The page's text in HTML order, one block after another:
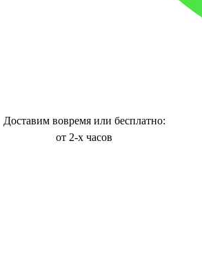
Доставим вовремя или бесплатно:
от 2-х часов